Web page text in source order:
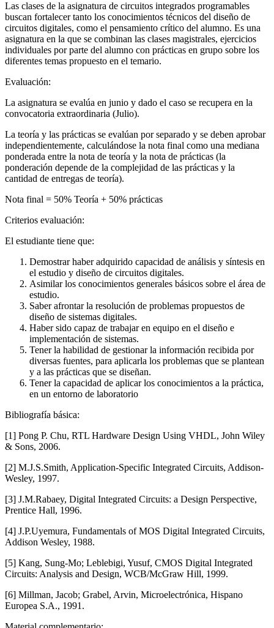
Las clases de la asignatura de circuitos integrados programables
buscan fortalecer tanto los conocimientos técnicos del diseño de
circuitos digitales, como el pensamiento crítico del alumno. Es una
asignatura en la que se combinan las clases magistrales, ejercicios
individuales por parte del alumno con prácticas en grupo sobre los
diferentes temas propuesto en el temario.
Evaluación:
La asignatura se evalúa en junio y dado el caso se recupera en la
convocatoria extraordinaria (Julio).
La teoría y las prácticas se evalúan por separado y se deben aprobar
independientemente, calculándose la nota final como una mediana
ponderada entre la nota de teoría y la nota de prácticas (la
ponderación depende de la complejidad de las prácticas y la
cantidad de entregas de teoría).
Nota final = 50% Teoría + 50% prácticas
Criterios evaluación:
El estudiante tiene que:
Demostrar haber adquirido capacidad de análisis y síntesis en
el estudio y diseño de circuitos digitales.
Asimilar los conocimientos generales básicos sobre el área de
estudio.
Saber afrontar la resolución de problemas propuestos de
diseño de sistemas digitales.
Haber sido capaz de trabajar en equipo en el diseño e
implementación de sistemas.
Tener la habilidad de gestionar la información recibida por
diversas fuentes, para aplicarla los problemas que se plantean
y a las prácticas que se diseñan.
Tener la capacidad de aplicar los conocimientos a la práctica,
en un entorno de laboratorio
Bibliografía básica:
[1] Pong P. Chu, RTL Hardware Design Using VHDL, John Wiley
& Sons, 2006.
[2] M.J.S.Smith, Application-Specific Integrated Circuits, Addison-
Wesley, 1997.
[3] J.M.Rabaey, Digital Integrated Circuits: a Design Perspective,
Prentice Hall, 1996.
[4] J.P.Uyemura, Fundamentals of MOS Digital Integrated Circuits,
Addison Wesley, 1988.
[5] Kang, Sung-Mo; Leblebigi, Yusuf, CMOS Digital Integrated
Circuits: Analysis and Design, WCB/McGraw Hill, 1999.
[6] Millman, Jacob; Grabel, Arvin, Microelectrónica, Hispano
Europea S.A., 1991.